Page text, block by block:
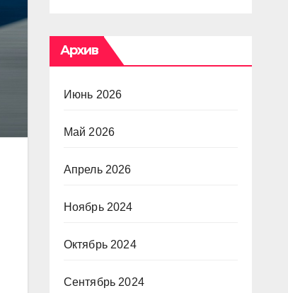
Архив
Июнь 2026
Май 2026
Апрель 2026
Ноябрь 2024
Октябрь 2024
Сентябрь 2024